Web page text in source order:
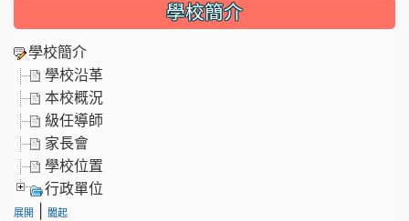
學校簡介
學校簡介
學校沿革
本校概況
級任導師
家長會
學校位置
行政單位
展開 闔起